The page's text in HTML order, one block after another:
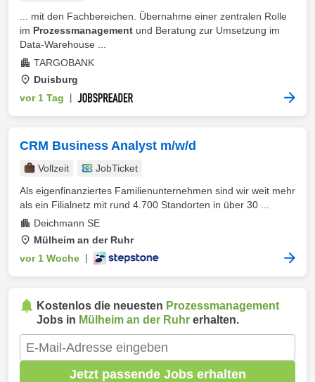
... mit den Fachbereichen. Übernahme einer zentralen Rolle
im Prozessmanagement und Beratung zur Umsetzung im
Data-Warehouse ...
TARGOBANK
Duisburg
vor 1 Tag
CRM Business Analyst m/w/d
Vollzeit
JobTicket
Als eigenfinanziertes Familienunternehmen sind wir weit mehr
als ein Filialnetz mit rund 4.700 Standorten in über 30 ...
Deichmann SE
Mülheim an der Ruhr
vor 1 Woche
Kostenlos die neuesten Prozessmanagement
Jobs in Mülheim an der Ruhr erhalten.
Jetzt passende Jobs erhalten